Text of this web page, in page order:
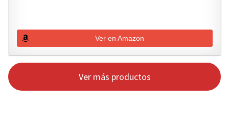
Ver en Amazon
Ver más productos